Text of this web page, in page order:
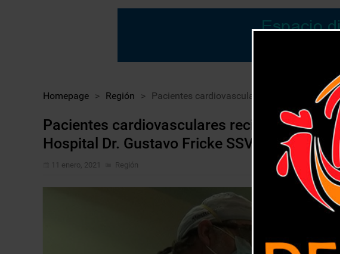
Homepage > Región > Pacientes cardiovasculares reciben
Pacientes cardiovasculares reciben
Hospital Dr. Gustavo Fricke SSVQ
11 enero, 2021 Región